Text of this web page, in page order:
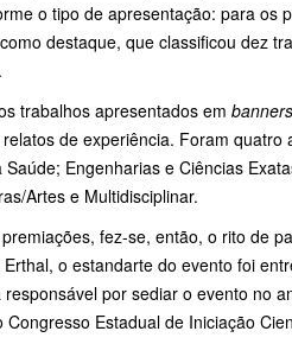
o tipo de apresentação: para os
destaque, que classificou dez
trabalhos apresentados em banners
de experiência. Foram
Saúde; Engenharias e Ciências
Artes e Multidisciplinar.
fez-se, então, o rito de
o estandarte do evento foi
responsável por sediar o evento no
Congresso Estadual de Iniciação